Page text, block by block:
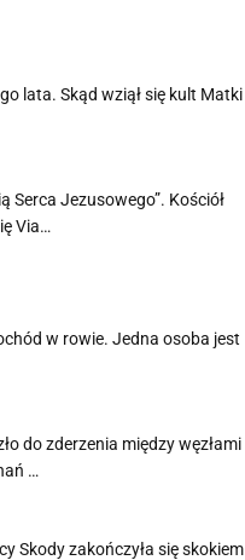
lata. Skąd wziął się kult Matki
Serca Jezusowego”. Kościół
Via…
w rowie. Jedna osoba jest
do zderzenia między węzłami
…
Skody zakończyła się skokiem